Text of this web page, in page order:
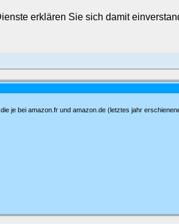
erklären Sie sich damit
je bei amazon.fr und amazon.de (letztes jahr